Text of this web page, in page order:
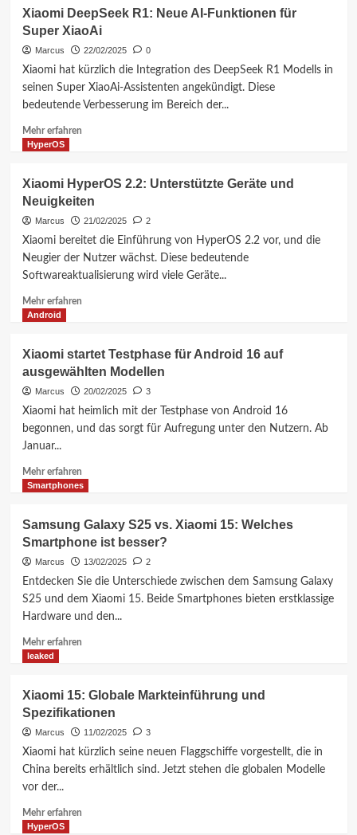
führt
die
Revolution
an:
10
Smartphones
2025
Xiaomi DeepSeek R1: Neue AI-Funktionen für
Super XiaoAi
Marcus 22/02/2025 0
Xiaomi hat kürzlich die Integration des DeepSeek R1 Modells in
seinen Super XiaoAi-Assistenten angekündigt. Diese
bedeutende Verbesserung im Bereich der...
Mehr erfahrenMehr
DeepSeek
R1:
Neue
AI-
für
Super
HyperOS
Xiaomi HyperOS 2.2: Unterstützte Geräte und
Neuigkeiten
Marcus 21/02/2025 2
Xiaomi bereitet die Einführung von HyperOS 2.2 vor, und die
Neugier der Nutzer wächst. Diese bedeutende
Softwareaktualisierung wird viele Geräte...
Mehr erfahrenMehr
HyperOS
2.2:
Unterstützte
Geräte
Neuigkeiten
Android
Xiaomi startet Testphase für Android 16 auf
ausgewählten Modellen
Marcus 20/02/2025 3
Xiaomi hat heimlich mit der Testphase von Android 16
begonnen, und das sorgt für Aufregung unter den Nutzern. Ab
Januar...
Mehr erfahrenMehr
Informationen
startet
Testphase
für
Android
auf
ausgewählten
Smartphones
Samsung Galaxy S25 vs. Xiaomi 15: Welches
Smartphone ist besser?
Marcus 13/02/2025 2
Entdecken Sie die Unterschiede zwischen dem Samsung Galaxy
S25 und dem Xiaomi 15. Beide Smartphones bieten erstklassige
Hardware und den...
Mehr erfahrenMehr
Galaxy
S25
vs.
Xiaomi
Welches
leaked
Xiaomi 15: Globale Markteinführung und
Spezifikationen
Marcus 11/02/2025 3
Xiaomi hat kürzlich seine neuen Flaggschiffe vorgestellt, die in
China bereits erhältlich sind. Jetzt stehen die globalen Modelle
vor der...
Mehr erfahrenMehr
HyperOS